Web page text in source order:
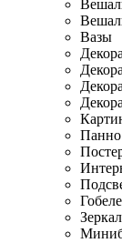
Вазы
Панно